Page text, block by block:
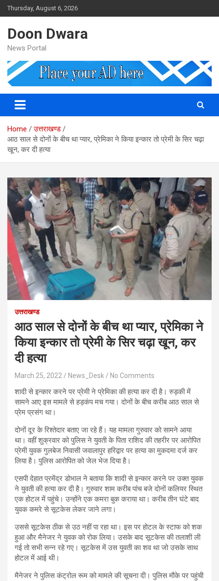
Skip
to
Thursday, August 6, 2026
Doon Dwara
News Portal
Home
उत्तराखण्ड
आठ साल से दोनों के बीच था प्‍यार, प्रेमिका ने किया इन्‍कार तो प्रेमी के सिर चढ़ा
खून, कर दी हत्‍या
उत्तराखण्ड
आठ साल से दोनों के बीच था प्‍यार, प्रेमिका ने
किया इन्‍कार तो प्रेमी के सिर चढ़ा खून, कर
दी हत्‍या
March 25, 2022 News_Desk No Comments
शादी से इन्कार करने पर प्रेमी ने प्रेमिका की हत्या कर दी है। रुड़की में
सामने आए इस मामले से हड़कंप मच गया। दोनों के बीच करीब आठ साल से
प्रेम प्रसंग था।
दोनों दूर के रिश्तेदार बताए जा रहे हैं। यह मामला गुरुवार को सामने आया
था। वहीं शुक्रवार को पुलिस ने युवती के पिता राशिद की तहरीर पर आरोपित
प्रेमी युवक गुलबेज निवासी जवालापुर हरिद्वार पर हत्या का मुकदमा दर्ज कर
लिया है। पुलिस आरोपित को जेल भेज दिया है।
एसपी देहात प्रमेंद्र डोभाल ने बताया कि शादी से इन्कार करने पर उक्‍त युवक
ने युवती की हत्या कर दी है। गुरुवार शाम करीब पांच बजे दोनों कलियर स्थित
एक होटल में पहुंचे। उन्होंने एक कमरा बुक कराया था। करीब तीन घंटे बाद
युवक कमरे से सूटकेस लेकर जाने लगा।
उससे सूटकेस ठीक से उठ नहीं पा रहा था। इस पर होटल के स्टाफ को शक
हुआ और मैनेजर ने युवक को रोक लिया। उसके बाद सूटकेस की तलाशी ली
गई तो सभी सन्‍न रहे गए। सूटकेस में उस युवती का शव था जो उसके साथ
होटल में आई थी।
मैनेजर ने पुलिस कंट्रोल रूम को मामले की सूचना दी। पुलिस मौके पर पहुंची